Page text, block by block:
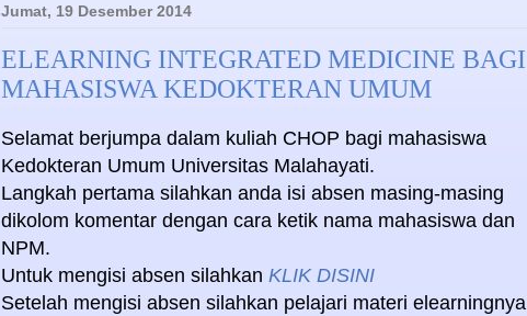
Jumat, 19 Desember 2014
ELEARNING INTEGRATED MEDICINE BAGI
MAHASISWA KEDOKTERAN UMUM
Selamat berjumpa dalam kuliah CHOP bagi mahasiswa
Kedokteran Umum Universitas Malahayati.
Langkah pertama silahkan anda isi absen masing-masing
dikolom komentar dengan cara ketik nama mahasiswa dan
NPM.
Untuk mengisi absen silahkan KLIK DISINI
Setelah mengisi absen silahkan pelajari materi elearningnya